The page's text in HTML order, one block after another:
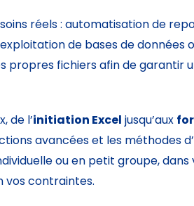
réels : automatisation de
de bases de
propres fichiers afin de
de l’initiation Excel jusqu’aux
avancées et les méthodes
ou en petit groupe, dans
vos contraintes.